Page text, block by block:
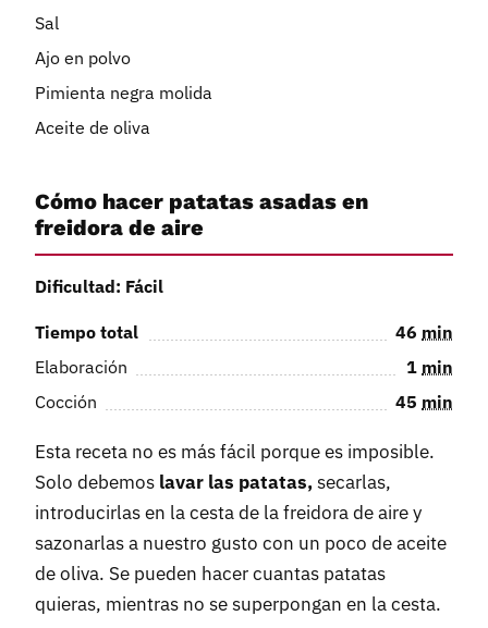
Sal
Ajo en polvo
Pimienta negra molida
Aceite de oliva
Cómo hacer patatas asadas en
freidora de aire
Dificultad: Fácil
Tiempo total 46 min
Elaboración
1 min
Cocción
45 min
Esta receta no es más fácil porque es imposible.
Solo debemos lavar las patatas,secarlas,
introducirlas en la cesta de la freidora de aire y
sazonarlas a nuestro gusto con un poco de aceite
de oliva. Se pueden hacer cuantas patatas
quieras, mientras no se superpongan en la cesta.